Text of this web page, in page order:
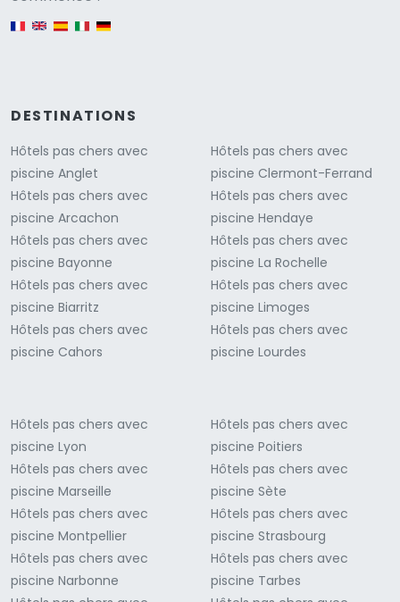
DESTINATIONS
Hôtels pas chers avec
piscine Anglet
Hôtels pas chers avec
piscine Arcachon
Hôtels pas chers avec
piscine Bayonne
Hôtels pas chers avec
piscine Biarritz
Hôtels pas chers avec
piscine Cahors
Hôtels pas chers avec
piscine Clermont-Ferrand
Hôtels pas chers avec
piscine Hendaye
Hôtels pas chers avec
piscine La Rochelle
Hôtels pas chers avec
piscine Limoges
Hôtels pas chers avec
piscine Lourdes
Hôtels pas chers avec
piscine Lyon
Hôtels pas chers avec
piscine Marseille
Hôtels pas chers avec
piscine Montpellier
Hôtels pas chers avec
piscine Narbonne
Hôtels pas chers avec
piscine Poitiers
Hôtels pas chers avec
piscine Sète
Hôtels pas chers avec
piscine Strasbourg
Hôtels pas chers avec
piscine Tarbes